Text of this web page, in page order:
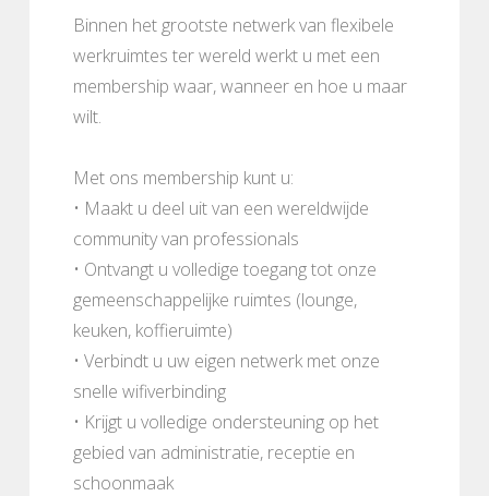
Binnen het grootste netwerk van flexibele
werkruimtes ter wereld werkt u met een
membership waar, wanneer en hoe u maar
wilt.
Met ons membership kunt u:
• Maakt u deel uit van een wereldwijde
community van professionals
• Ontvangt u volledige toegang tot onze
gemeenschappelijke ruimtes (lounge,
keuken, koffieruimte)
• Verbindt u uw eigen netwerk met onze
snelle wifiverbinding
• Krijgt u volledige ondersteuning op het
gebied van administratie, receptie en
schoonmaak